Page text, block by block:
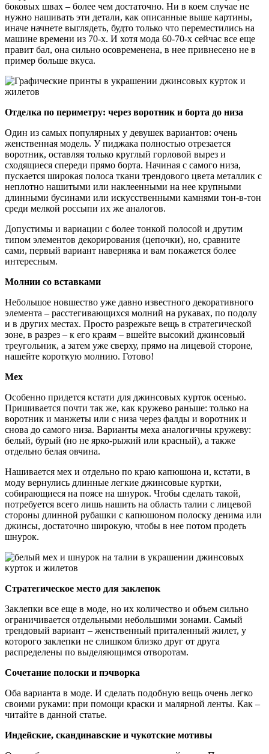
боковых швах – более чем достаточно. Ни в коем случае не
нужно нашивать эти детали, как описанные выше картины,
иначе начнете выглядеть, будто только что переместились на
машине времени из 70-х. И хотя мода 60-70-х сейчас все еще
правит бал, она сильно осовременена, в нее привнесено не в
пример больше вкуса.
Отделка по периметру: через воротник и борта до низа
Один из самых популярных у девушек вариантов: очень
женственная модель. У пиджака полностью отрезается
воротник, оставляя только круглый горловой вырез и
сходящиеся спереди прямо борта. Начиная с самого низа,
пускается широкая полоса ткани трендового цвета металлик с
неплотно нашитыми или наклеенными на нее крупными
длинными бусинами или искусственными камнями тон-в-тон
среди мелкой россыпи их же аналогов.
Допустимы и вариации с более тонкой полосой и друтим
типом элементов декорирования (цепочки), но, сравните
сами, первый вариант наверняка и вам покажется более
интересным.
Молнии со вставками
Небольшое новшество уже давно известного декоративного
элемента – расстегивающихся молний на рукавах, по подолу
и в других местах. Просто разрежьте вещь в стратегической
зоне, в разрез – к его краям – вшейте высокий джинсовый
треугольник, а затем уже сверху, прямо на лицевой стороне,
нашейте короткую молнию. Готово!
Мех
Особенно придется кстати для джинсовых курток осенью.
Пришивается почти так же, как кружево раньше: только на
воротник и манжеты или с низа через фалды и воротник и
снова до самого низа. Варианты меха аналогичны кружеву:
белый, бурый (но не ярко-рыжий или красный), а также
отдельно белая овчина.
Нашивается мех и отдельно по краю капюшона и, кстати, в
моду вернулись длинные легкие джинсовые куртки,
собирающиеся на поясе на шнурок. Чтобы сделать такой,
потребуется всего лишь нашить на область талии с лицевой
стороны длинной рубашки с капюшоном полоску денима или
джинсы, достаточно широкую, чтобы в нее потом продеть
шнурок.
Стратегическое место для заклепок
Заклепки все еще в моде, но их количество и объем сильно
ограничивается отдельными небольшими зонами. Самый
трендовый вариант – женственный приталенный жилет, у
которого заклепки не слишком близко друг от друга
распределены по выделяющимся отворотам.
Сочетание полоски и пэчворка
Оба варианта в моде. И сделать подобную вещь очень легко
своими руками: при помощи краски и малярной ленты. Как –
читайте в данной статье.
Индейские, скандинавские и чукотские мотивы